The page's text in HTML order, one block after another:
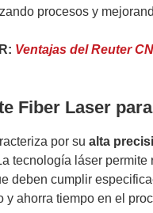
procesos y
Ventajas del Reuter
Fiber Laser
por su alta
tecnología láser
deben cumplir
y ahorra tiempo en el